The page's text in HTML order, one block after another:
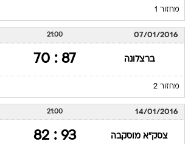
מחזור 1
07/01/2016
21:00
ברצלונה 87 : 70
מחזור 2
14/01/2016
21:00
צסק"א מוסקבה 93 : 82